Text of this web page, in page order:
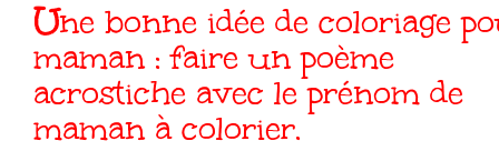
Une bonne idée de coloriage pour
maman : faire un poème
acrostiche avec le prénom de
maman à colorier.